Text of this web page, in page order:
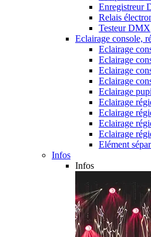
Enregistreur
Relais
Testeur DMX
Eclairage console,
Eclairage
Eclairage
Eclairage
Eclairage
Eclairage
Eclairage
Eclairage
Eclairage
Eclairage
Elément
Infos
Infos